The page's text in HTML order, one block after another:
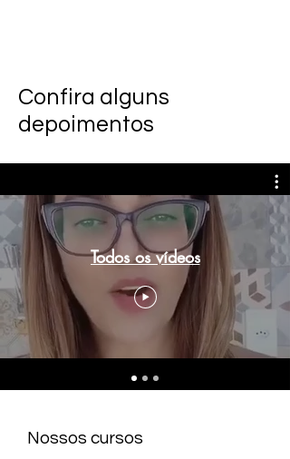
Confira alguns
depoimentos
Todos os vídeos
Nossos cursos